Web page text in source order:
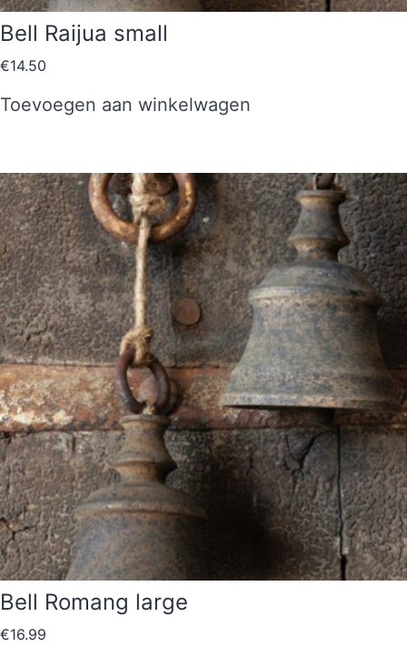
Bell Raijua small
€14.50
Toevoegen aan winkelwagen
Bell Romang large
€16.99